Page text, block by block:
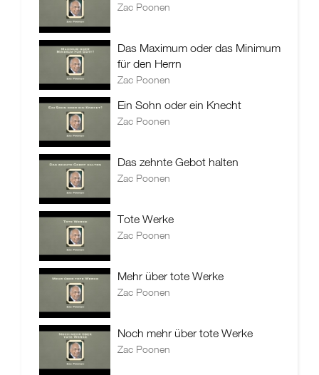
Zac Poonen
Das Maximum oder das Minimum
für den Herrn
Zac Poonen
Ein Sohn oder ein Knecht
Zac Poonen
Das zehnte Gebot halten
Zac Poonen
Tote Werke
Zac Poonen
Mehr über tote Werke
Zac Poonen
Noch mehr über tote Werke
Zac Poonen